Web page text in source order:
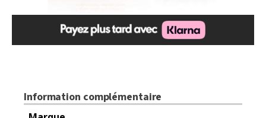
Information complémentaire